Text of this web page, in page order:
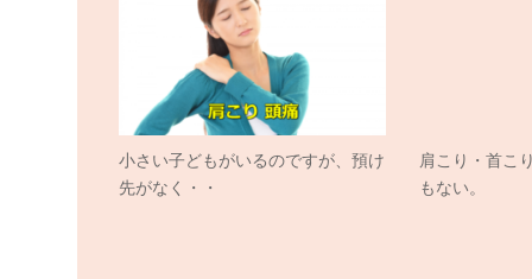
小さい子どもがいるのですが、預け
先がなく・・
肩こり・首こ
もない。